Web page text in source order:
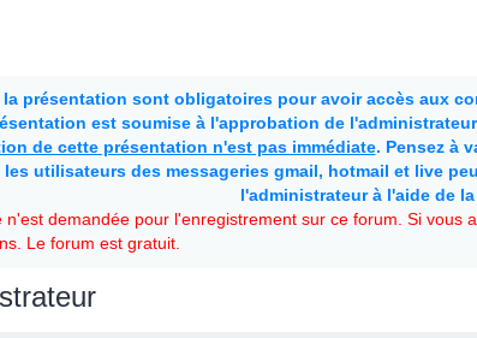
présentation sont obligatoires pour avoir accès aux
est soumise à l'approbation de
de cette présentation n'est pas immédiate. Pensez à
utilisateurs des messageries gmail, hotmail et live
l'administrateur à l'aide de
demandée pour l'enregistrement sur ce forum. Si
Le forum est gratuit.